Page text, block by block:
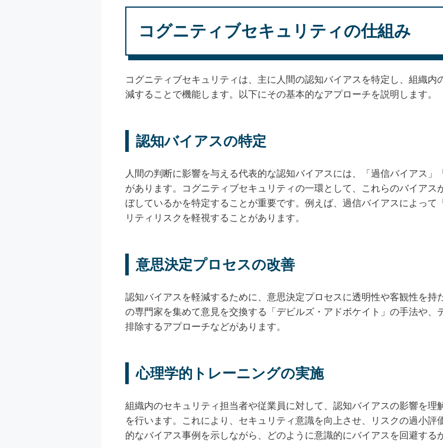
コグニティブセキュリティの仕組み
コグニティブセキュリティは、主に人間の認知バイアスを特定し、組織
減することで機能します。以下にその基本的なアプローチを説明します。
認知バイアスの特定
人間の判断に影響を与える代表的な認知バイアスには、「過信バイアス
があります。コグニティブセキュリティの一環として、これらのバイア
ぼしているかを特定することが重要です。例えば、過信バイアスによって
リティリスクを軽視することがあります。
意思決定プロセスの改善
認知バイアスを軽減するために、意思決定プロセスに透明性や客観性を
の専門家を集めて意見を交換する「デビルズ・アドボケイト」の手法や
排除するアプローチなどがあります。
心理学的トレーニングの実施
組織内のセキュリティ担当者や従業員に対して、認知バイアスの影響を
を行います。これにより、セキュリティ意識を向上させ、リスクの過小
的なバイアス事例を示しながら、どのように意識的にバイアスを回避する